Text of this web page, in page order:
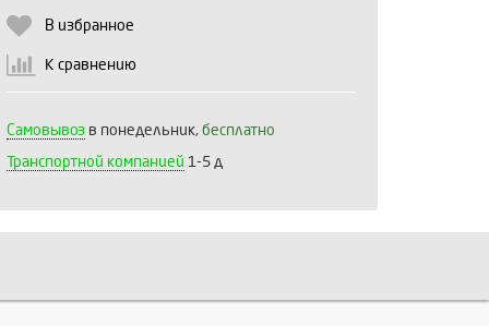
Продолжить
В избранное
К сравнению
Самовывоз в понедельник, бесплатно
Транспортной компанией 1-5 д